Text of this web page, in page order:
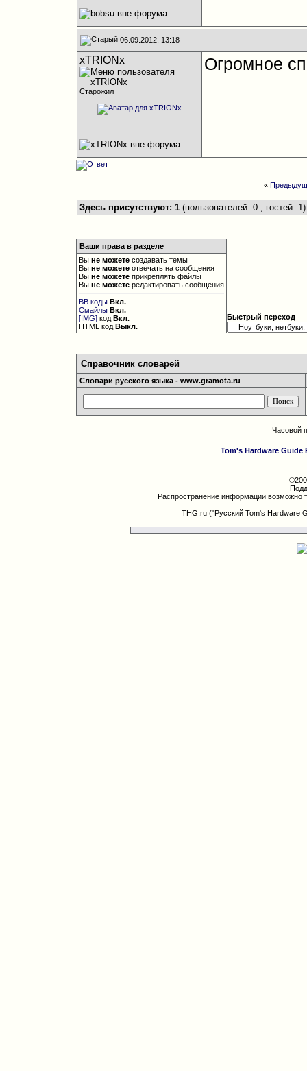
06.09.2012, 13:18
xTRIONx
Старожил
Огромное
«
Здесь присутствуют: 1 (пользователей: 0 , гостей: 1)
Ваши права в разделе
Выне можете создавать темы
Выне можете отвечать на сообщения
Выне можете прикреплять файлы
Выне можете редактировать сообщения
BB коды Вкл.
Смайлы Вкл.
[IMG] кодВкл.
HTML кодВыкл.
Быстрый переход
Справочник словарей
Словари русского языка - www.gramota.ru
Часовой
Tom's Hardware Guide
Распространение информации возможно
THG.ru ("Русский Tom's Hardware